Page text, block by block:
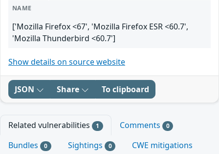
NAME
['Mozilla Firefox <67', 'Mozilla Firefox ESR <60.7',
'Mozilla Thunderbird <60.7']
Show details on source website
JSON Share To clipboard
Related vulnerabilities 1 Comments 0
Bundles 0 Sightings 0
CWE mitigations